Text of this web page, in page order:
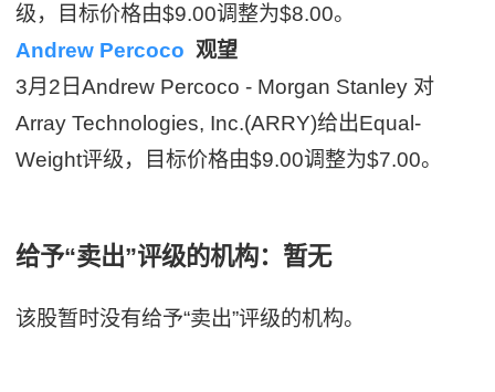
级，目标价格由$9.00调整为$8.00。
Andrew Percoco 观望
3月2日Andrew Percoco - Morgan Stanley 对
Array Technologies, Inc.(ARRY)给出Equal-
Weight评级，目标价格由$9.00调整为$7.00。
给予“卖出”评级的机构：暂无
该股暂时没有给予“卖出”评级的机构。